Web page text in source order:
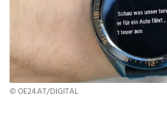
© OE24.AT/DIGITAL